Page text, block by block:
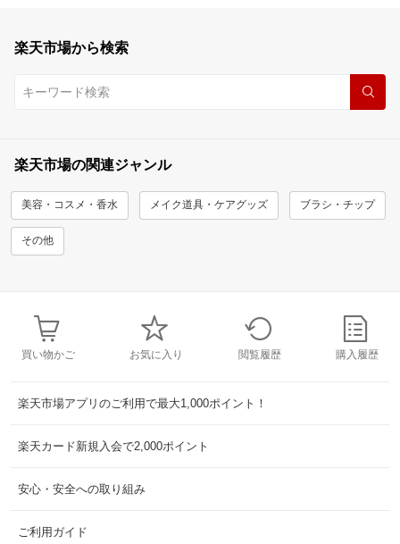
楽天市場から検索
楽天市場の関連ジャンル
美容・コスメ・香水 メイク道具・ケアグッズ ブラシ・チップ
その他
買い物かご お気に入り 閲覧履歴 購入履歴
楽天市場アプリのご利用で最大1,000ポイント！
楽天カード新規入会で2,000ポイント
安心・安全への取り組み
ご利用ガイド